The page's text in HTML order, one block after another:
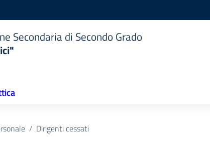
Secondaria di Secondo Grado
Dirigenti cessati